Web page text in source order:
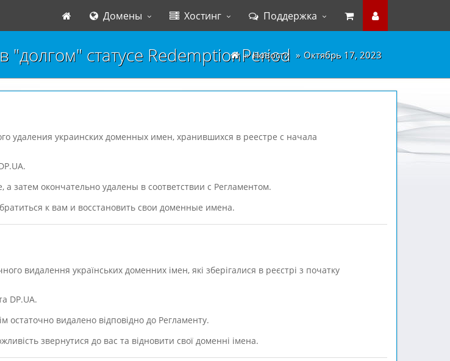
Домены Хостинг Поддержка
статусе RedemptionPeriod
Новости Октябрь 17, 2023
удаления украинских доменных имен, хранившихся в реестре с начала
затем окончательно удалены в соответствии с Регламентом.
к вам и восстановить свои доменные имена.
видалення українських доменних імен, які зберігалися в реєстрі з початку
DP.UA.
остаточно видалено відповідно до Регламенту.
звернутися до вас та відновити свої доменні імена.